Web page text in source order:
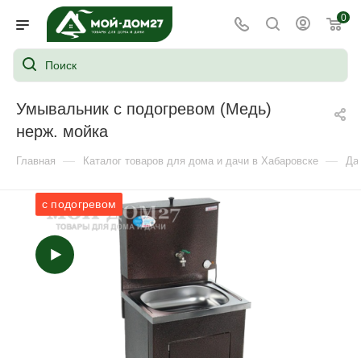
0
Умывальник с подогревом (Медь)
нерж. мойка
Главная — Каталог товаров для дома и дачи в Хабаровске —
с подогревом